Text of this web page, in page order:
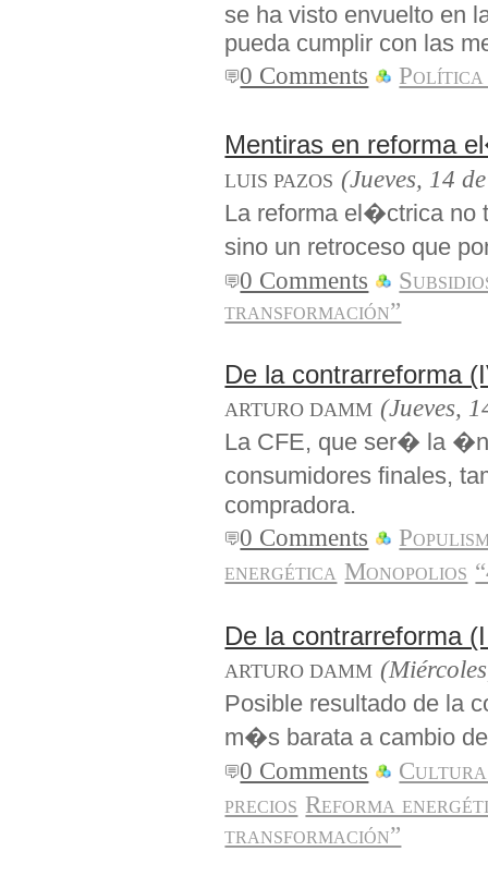
se ha visto envuelto en
pueda cumplir con las
0 Comments
Mentiras en reforma
LUIS PAZOS (Jueves, 14
La reforma el�ctrica no
sino un retroceso que
0 Comments
transformación”
De la contrarreforma
ARTURO DAMM (Jueves,
La CFE, que ser� la
consumidores finales,
compradora.
0 Comments
energética Monopolios
De la contrarreforma
ARTURO DAMM
Posible resultado de la
m�s barata a cambio
0 Comments
Cultura
precios Reforma
transformación”